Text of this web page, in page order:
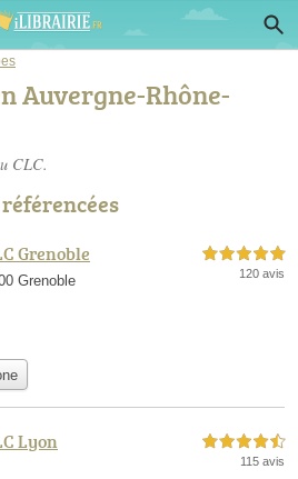
Auvergne-Rhône-
CLC.
Grenoble
Grenoble
5,0 étoiles sur 5
120 avis
Lyon 4,5 étoiles sur 5
115 avis